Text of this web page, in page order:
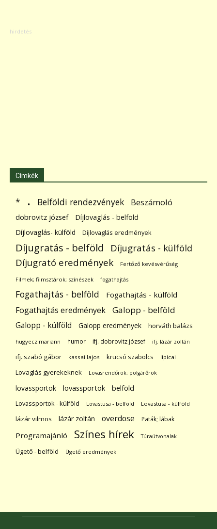
Címkék
* . Belföldi rendezvények Beszámoló
dobrovitz józsef
Díjlovaglás - belföld
Díjlovaglás- külföld
Díjlovaglás eredmények
Díjugratás - belföld Díjugratás - külföld
Díjugrató eredmények Fertőző kevésvérűség
Filmek; filmsztárok; színészek fogathajtás
Fogathajtás - belföld Fogathajtás - külföld
Fogathajtás eredmények Galopp - belföld
Galopp - külföld Galopp eredmények horváth balázs
hugyecz mariann humor ifj. dobrovitz józsef ifj. lázár zoltán
ifj. szabó gábor kassai lajos krucsó szabolcs lipicai
Lovaglás gyerekeknek Lovasrendőrök; polgárőrök
lovassportok lovassportok - belföld
Lovassportok - külföld Lovastusa - belföld Lovastusa - külföld
lázár vilmos lázár zoltán overdose Paták; lábak
Programajánló Színes hírek Túraútvonalak
Ügető - belföld Ügető eredmények